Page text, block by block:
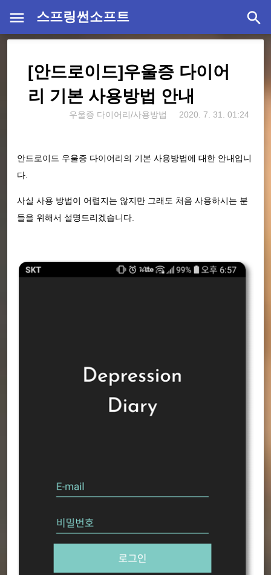
스프링썬소프트
[안드로이드]우울증 다이어
리 기본 사용방법 안내
우울증 다이어리/사용방법 2020. 7. 31. 01:24
안드로이드 우울증 다이어리의 기본 사용방법에 대한 안내입니
다.
사실 사용 방법이 어렵지는 않지만 그래도 처음 사용하시는 분
들을 위해서 설명드리겠습니다.